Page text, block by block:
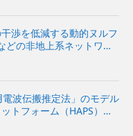
渉を低減する動的ヌルフ
どの非地上系ネットワー
用が可能に～
波伝搬推定法」のモデル
トフォーム（HAPS）の
ルを開発～